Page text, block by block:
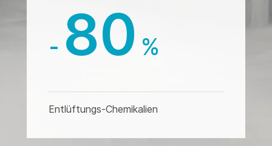
- 80 %
Entlüftungs-Chemikalien